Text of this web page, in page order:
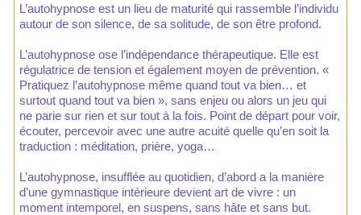
L’autohypnose est un lieu de maturité qui rassemble l’individu
autour de son silence, de sa solitude, de son être profond.
L’autohypnose ose l’indépendance thérapeutique. Elle est
régulatrice de tension et également moyen de prévention. «
Pratiquez l’autohypnose même quand tout va bien… et
surtout quand tout va bien », sans enjeu ou alors un jeu qui
ne parie sur rien et sur tout à la fois. Point de départ pour voir,
écouter, percevoir avec une autre acuité quelle qu’en soit la
traduction : méditation, prière, yoga…
L’autohypnose, insufflée au quotidien, d’abord a la manière
d’une gymnastique intérieure devient art de vivre : un
moment intemporel, en suspens, sans hâte et sans but.